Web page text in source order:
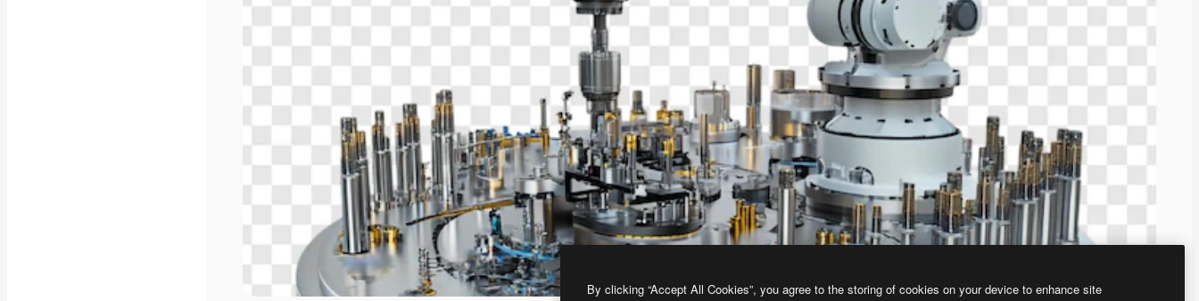
By clicking “Accept All Cookies”, you agree to the storing of cookies on your device to enhance site